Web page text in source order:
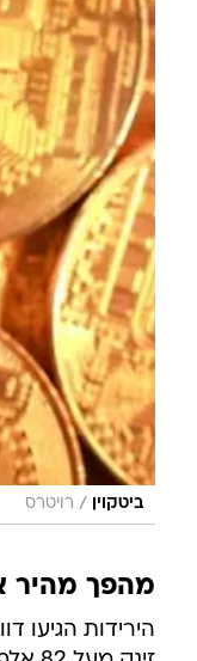
ביטקוין / רויטרס
מהפך מהיר
הירידות הגיעו